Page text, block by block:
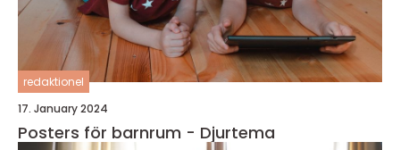
redaktionel
17. January 2024
Posters för barnrum - Djurtema